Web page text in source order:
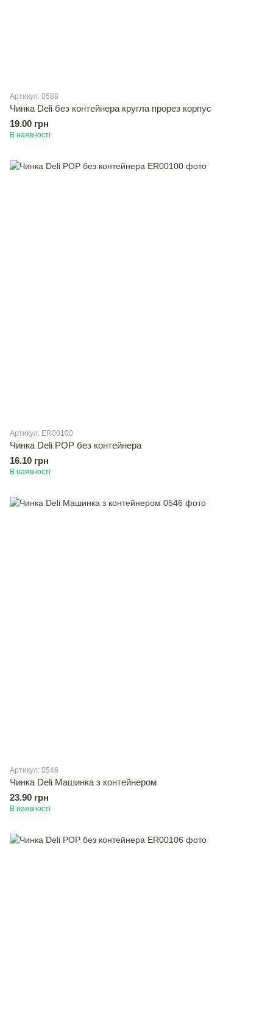
Артикул: 0588
Чинка Deli без контейнера кругла прорез корпус
19.00 грн
В наявності
Артикул: ER00100
Чинка Deli POP без контейнера
16.10 грн
В наявності
Артикул: 0546
Чинка Deli Машинка з контейнером
23.90 грн
В наявності